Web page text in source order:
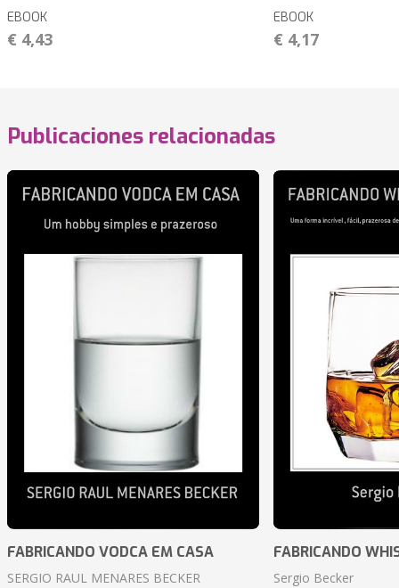
EBOOK
€ 4,43
EBOOK
€ 4,17
Publicaciones relacionadas
FABRICANDO VODCA EM CASA
SERGIO RAUL MENARES BECKER
FABRICANDO
Sergio Becker